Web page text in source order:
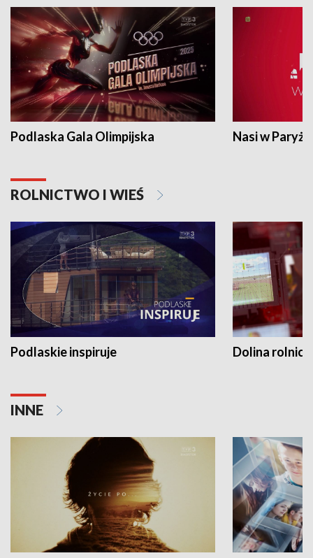
Podlaska Gala Olimpijska Nasi w Paryżu
ROLNICTWO I WIEŚ
Podlaskie inspiruje Dolina
INNE